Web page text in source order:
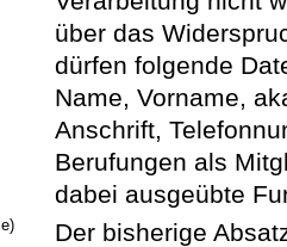
über das
dürfen folgende
Name, Vorname,
Anschrift,
Berufungen als
dabei ausgeübte
e)
Der bisherige